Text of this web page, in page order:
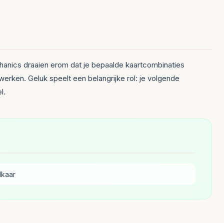
draaien erom dat je bepaalde kaartcombinaties
Geluk speelt een belangrijke rol: je volgende